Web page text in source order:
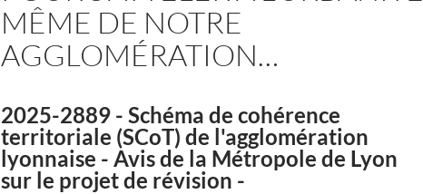
MÊME DE NOTRE
AGGLOMÉRATION…
2025-2889 - Schéma de cohérence
territoriale (SCoT) de l'agglomération
lyonnaise - Avis de la Métropole de Lyon
sur le projet de révision -